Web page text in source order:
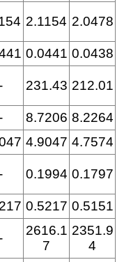
2.1154 2.0478
0.0441 0.0438
231.43 212.01
8.7206 8.2264
4.9047 4.7574
0.1994 0.1797
0.5217 0.5151
2616.1
7
2351.9
4